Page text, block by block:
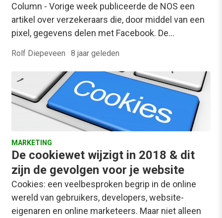
Column - Vorige week publiceerde de NOS een
artikel over verzekeraars die, door middel van een
pixel, gegevens delen met Facebook. De…
Rolf Diepeveen · 8 jaar geleden
MARKETING
De cookiewet wijzigt in 2018 & dit
zijn de gevolgen voor je website
Cookies: een veelbesproken begrip in de online
wereld van gebruikers, developers, website-
eigenaren en online marketeers. Maar niet alleen